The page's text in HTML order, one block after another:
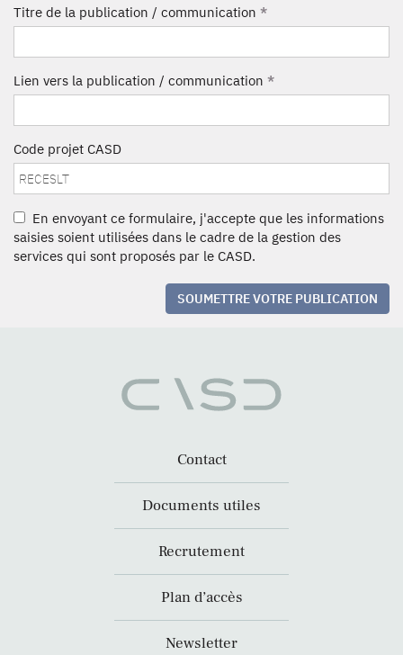
Titre de la publication / communication *
Lien vers la publication / communication *
Code projet CASD
En envoyant ce formulaire, j'accepte que les informations
saisies soient utilisées dans le cadre de la gestion des
services qui sont proposés par le CASD.
SOUMETTRE VOTRE PUBLICATION
Contact
Documents utiles
Recrutement
Plan d’accès
Newsletter